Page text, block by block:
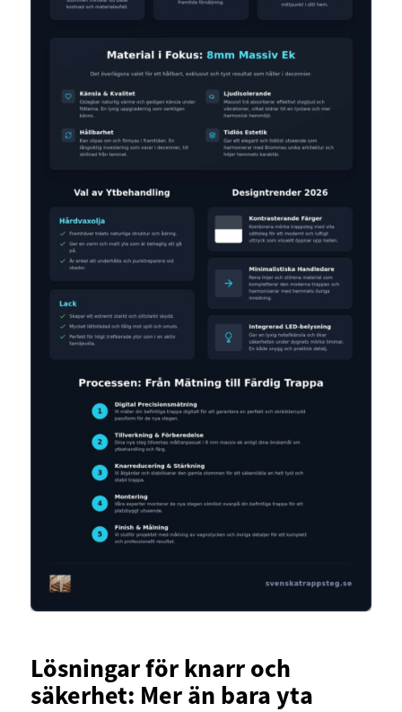
Lösningar för knarr och
säkerhet: Mer än bara yta